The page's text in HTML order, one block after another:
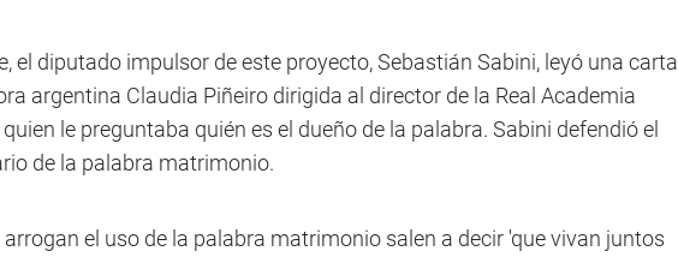
el diputado impulsor de este proyecto, Sebastián Sabini, leyó una carta
argentina Claudia Piñeiro dirigida al director de la Real Academia
le preguntaba quién es el dueño de la palabra. Sabini defendió el
de la palabra matrimonio.
arrogan el uso de la palabra matrimonio salen a decir 'que vivan juntos